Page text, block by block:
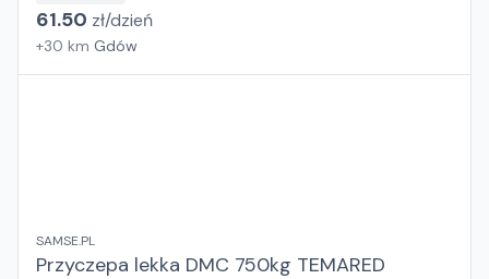
61.50 zł/dzień
+30 km Gdów
SAMSE.PL
Przyczepa lekka DMC 750kg TEMARED